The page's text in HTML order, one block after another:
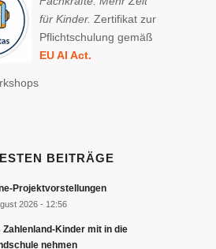
für Kinder.Zertifikat zur
Pflichtschulung gemäß
EU AI Act.
BEITRÄGE
Projektvorstellungen
2026 - 12:56
Zahlenland-Kinder mit in die
nehmen